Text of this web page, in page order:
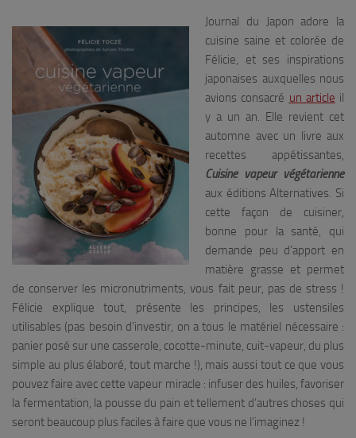
Journal du Japon adore la
cuisine saine et colorée de
Félicie, et ses inspirations
japonaises auxquelles nous
avions consacré un article il
y a un an. Elle revient cet
automne avec un livre aux
recettes appétissantes,
Cuisine vapeur végétarienne
aux éditions Alternatives. Si
cette façon de cuisiner,
bonne pour la santé, qui
demande peu d’apport en
matière grasse et permet
de conserver les micronutriments, vous fait peur, pas de stress !
Félicie explique tout, présente les principes, les ustensiles
utilisables (pas besoin d’investir, on a tous le matériel nécessaire :
panier posé sur une casserole, cocotte-minute, cuit-vapeur, du plus
simple au plus élaboré, tout marche !), mais aussi tout ce que vous
pouvez faire avec cette vapeur miracle : infuser des huiles, favoriser
la fermentation, la pousse du pain et tellement d’autres choses qui
seront beaucoup plus faciles à faire que vous ne l’imaginez !